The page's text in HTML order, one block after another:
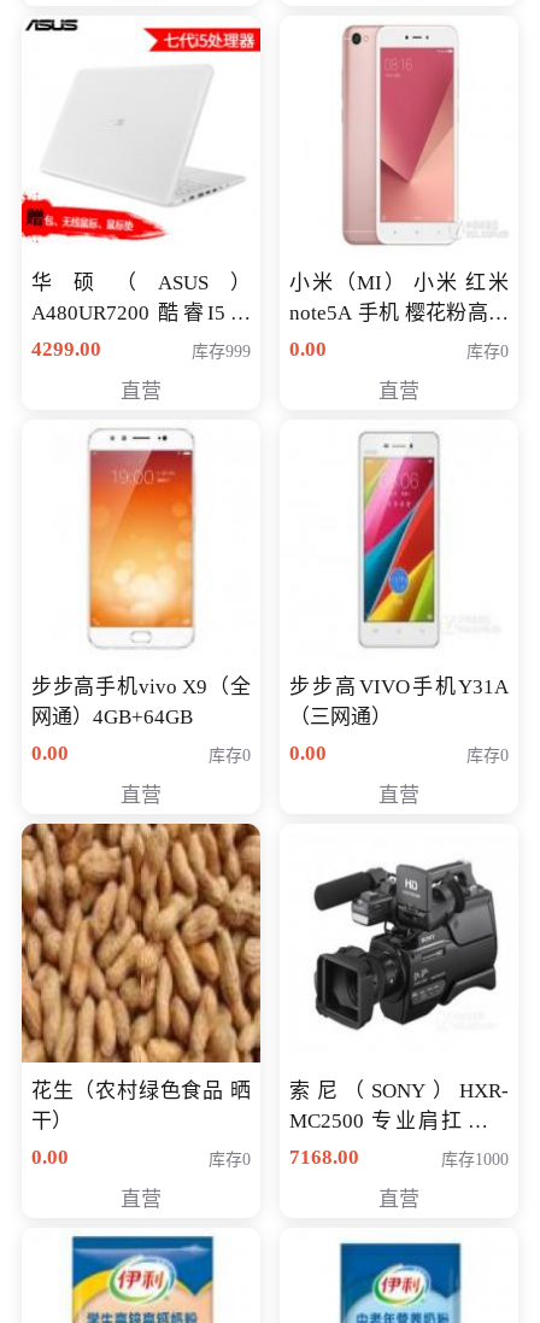
华硕（ASUS）
A480UR7200 酷睿I5超
薄学生办公游戏独显笔
NV930-2G独
4299.00 库存999
直营
小米（MI） 小米 红米
note5A 手机 樱花粉高配
版 全网通(3G+32G)
0.00 库存0
直营
步步高手机vivo X9（全
网通）4GB+64GB
0.00
库存0
直营
步步高VIVO手机Y31A
（三网通）
0.00
库存0
直营
花生（农村绿色食品 晒
干）
0.00
库存0
直营
索尼（SONY）HXR-
MC2500 专业肩扛式存
储卡全高清摄录一体机
清入门级摄像机
7168.00 库存1000
直营